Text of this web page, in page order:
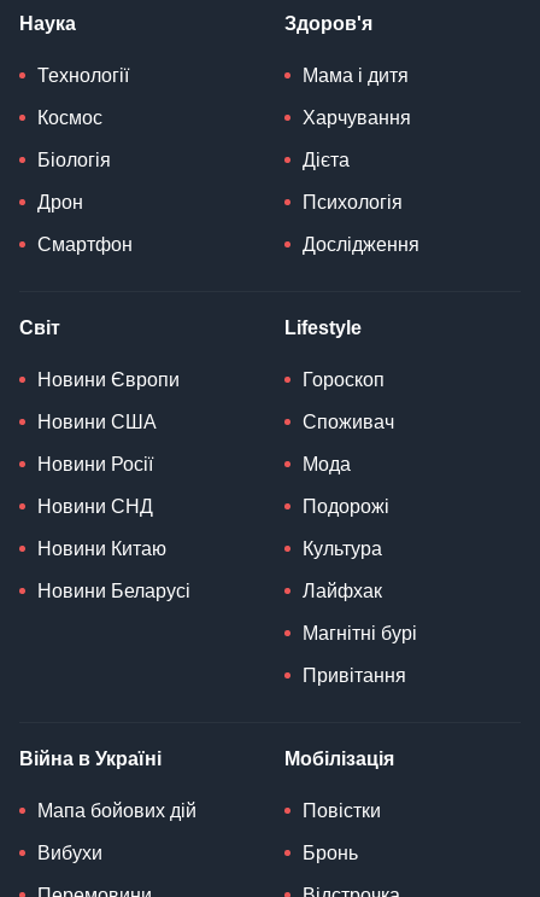
Наука
Технології
Космос
Біологія
Дрон
Смартфон
Здоров'я
Мама і дитя
Харчування
Дієта
Психологія
Дослідження
Світ
Новини Європи
Новини США
Новини Росії
Новини СНД
Новини Китаю
Новини Беларусі
Lifestyle
Гороскоп
Споживач
Мода
Подорожі
Культура
Лайфхак
Магнітні бурі
Привітання
Війна в Україні
Мапа бойових дій
Вибухи
Мобілізація
Повістки
Бронь